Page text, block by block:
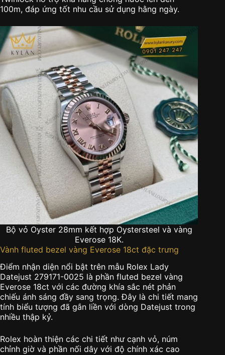
100m, đáp ứng tốt nhu cầu sử dụng hằng ngày.
Bộ vỏ Oyster 28mm kết hợp Oystersteel và vàng
Everose 18K.
Vành fluted bezel vàng Everose 18ct đặc trưng
Điểm nhận diện nổi bật trên mẫu Rolex Lady
Datejust 279171-0025 là phần fluted bezel vàng
Everose 18ct với các đường khía sắc nét phản
chiếu ánh sáng đầy sang trọng. Đây là chi tiết mang
tính biểu tượng đã gắn liền với dòng Datejust trong
nhiều thập kỷ.
Rolex hoàn thiện các chi tiết như cạnh vỏ, núm
chỉnh giờ và phần nối dây với độ chính xác cao